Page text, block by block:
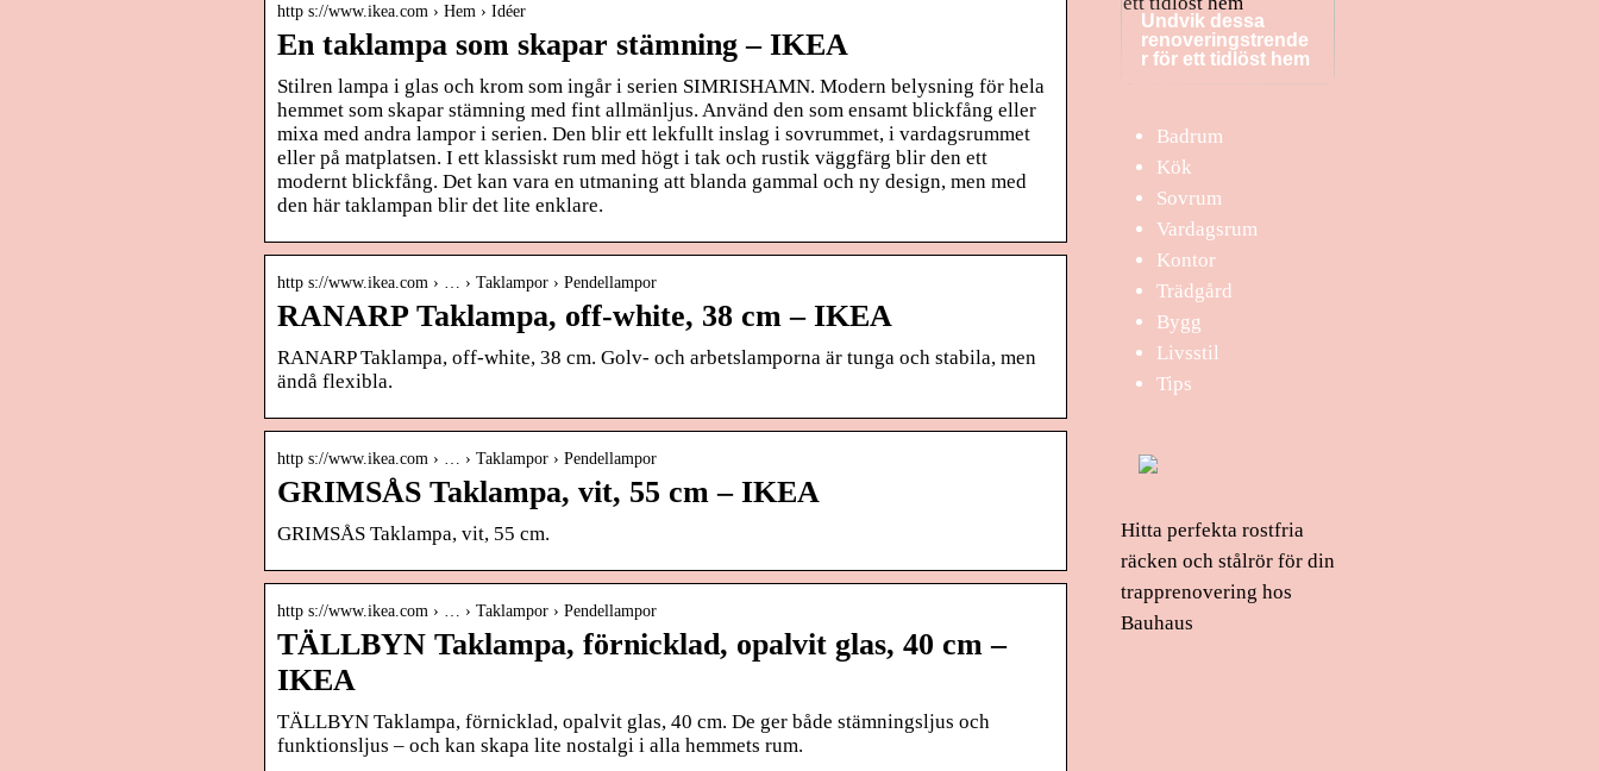
http s://www.ikea.com › Hem › Idéer
En taklampa som skapar stämning – IKEA
Stilren lampa i glas och krom som ingår i serien SIMRISHAMN. Modern belysning för hela
hemmet som skapar stämning med fint allmänljus. Använd den som ensamt blickfång eller
mixa med andra lampor i serien. Den blir ett lekfullt inslag i sovrummet, i vardagsrummet
eller på matplatsen. I ett klassiskt rum med högt i tak och rustik väggfärg blir den ett
modernt blickfång. Det kan vara en utmaning att blanda gammal och ny design, men med
den här taklampan blir det lite enklare.
http s://www.ikea.com › … › Taklampor › Pendellampor
RANARP Taklampa, off-white, 38 cm – IKEA
RANARP Taklampa, off-white, 38 cm. Golv- och arbetslamporna är tunga och stabila, men
ändå flexibla.
http s://www.ikea.com › … › Taklampor › Pendellampor
GRIMSÅS Taklampa, vit, 55 cm – IKEA
GRIMSÅS Taklampa, vit, 55 cm.
http s://www.ikea.com › … › Taklampor › Pendellampor
TÄLLBYN Taklampa, förnicklad, opalvit glas, 40 cm –
IKEA
TÄLLBYN Taklampa, förnicklad, opalvit glas, 40 cm. De ger både stämningsljus och
funktionsljus – och kan skapa lite nostalgi i alla hemmets rum.
Undvik dessa
renoveringstrende
r för ett tidlöst hem
Badrum
Kök
Sovrum
Vardagsrum
Kontor
Trädgård
Bygg
Livsstil
Tips
Hitta perfekta rostfria
räcken och stålrör för din
trapprenovering hos
Bauhaus